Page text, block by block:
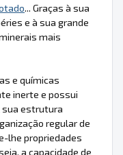
... Graças à sua
e à sua grande
mais
e químicas
inerte e possui
sua estrutura
regular de
lhe propriedades
a capacidade de